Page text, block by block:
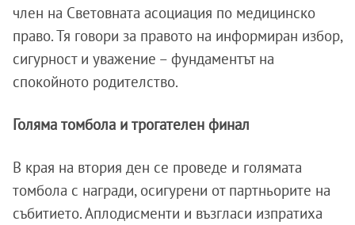
член на Световната асоциация по медицинско
право. Тя говори за правото на информиран избор,
сигурност и уважение – фундаментът на
спокойното родителство.
Голяма томбола и трогателен финал
В края на втория ден се проведе и голямата
томбола с награди, осигурени от партньорите на
събитието. Аплодисменти и възгласи изпратиха